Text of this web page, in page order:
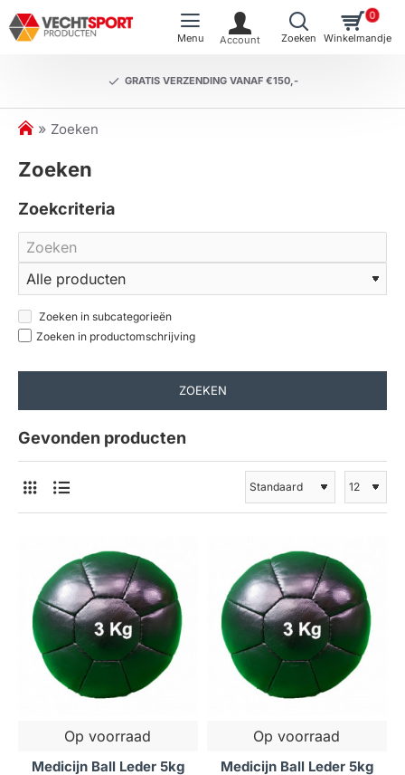
GRATIS VERZENDING VANAF €150,-
0
h
m
Zoeken
Zoeken
Zoekcriteria
Zoeken in subcategorieën
Zoeken in productomschrijving
ZOEKEN
Gevonden producten
Op voorraad
Medicijn Ball Leder 5kg
Op voorraad
Medicijn Ball Leder 5kg